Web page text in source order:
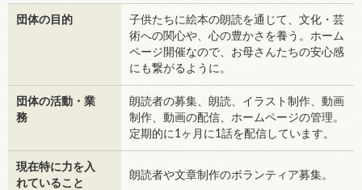
団体の目的
子供たちに絵本の朗読を通じて、文化・芸
術への関心や、心の豊かさを養う。ホーム
ページ開催なので、お母さんたちの安心感
にも繋がるように。
団体の活動・業
務
朗読者の募集、朗読、イラスト制作、動画
制作、動画の配信、ホームページの管理。
定期的に1ヶ月に1話を配信しています。
現在特に力を入
れていること
朗読者や文章制作のボランティア募集。